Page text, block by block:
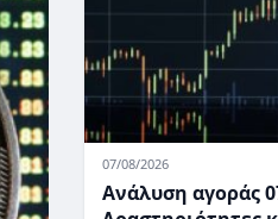
07/08/2026
Ανάλυση αγοράς